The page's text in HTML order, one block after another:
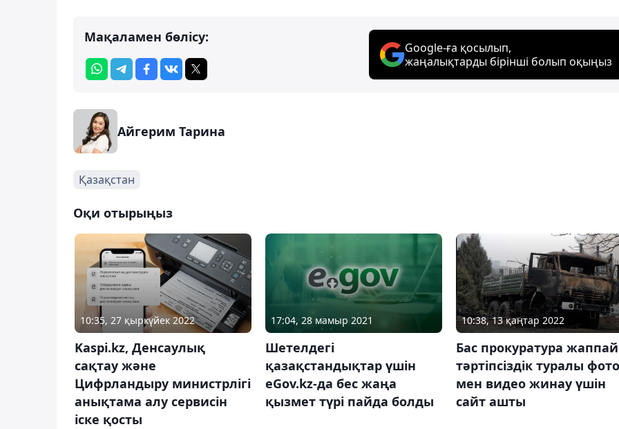
Мақаламен бөлісу:
Google-ға қосылып,
жаңалықтарды бірінші болып оқыңыз
Айгерим Тарина
Қазақстан
Оқи отырыңыз
10:35, 27 қыркүйек 2022
Kaspi.kz, Денсаулық
сақтау және
Цифрландыру министрлігі
анықтама алу сервисін
іске қосты
17:04, 28 мамыр 2021
Шетелдегі
қазақстандықтар үшін
eGov.kz-да бес жаңа
қызмет түрі пайда болды
10:38, 13 қаңтар 2022
Бас прокуратура жаппай
тәртіпсіздік туралы фото
мен видео жинау үшін
сайт ашты